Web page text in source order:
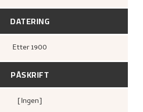
DATERING
Etter1900
PÅSKRIFT
[ingen]